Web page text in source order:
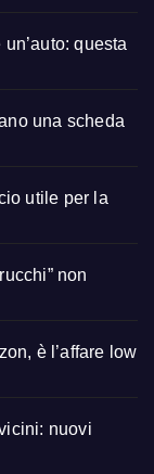
questa
una scheda
utile per la
non
è l’affare low
nuovi